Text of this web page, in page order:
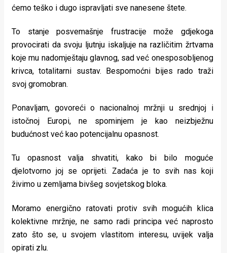
ćemo teško i dugo ispravljati sve nanesene štete.
To stanje posvemašnje frustracije može gdjekoga
provocirati da svoju ljutnju iskaljuje na različitim žrtvama
koje mu nadomještaju glavnog, sad već onesposobljenog
krivca, totalitarni sustav. Bespomoćni bijes rado traži
svoj gromobran.
Ponavljam, govoreći o nacionalnoj mržnji u srednjoj i
istočnoj Europi, ne spominjem je kao neizbježnu
budućnost već kao potencijalnu opasnost.
Tu opasnost valja shvatiti, kako bi bilo moguće
djelotvorno joj se oprijeti. Zadaća je to svih nas koji
živimo u zemljama bivšeg sovjetskog bloka.
Moramo energično ratovati protiv svih mogućih klica
kolektivne mržnje, ne samo radi principa već naprosto
zato što se, u svojem vlastitom interesu, uvijek valja
opirati zlu.